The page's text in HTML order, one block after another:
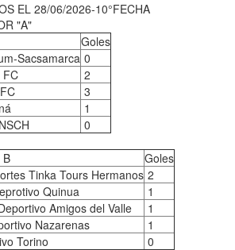
EL 28/06/2026-10°FECHA
"A"
Goles
Sacsamarca 0
FC
2
3
1
0
B
Goles
Tinka Tours Hermanos 2
Quinua
1
Amigos del Valle
1
Nazarenas
1
Torino
0